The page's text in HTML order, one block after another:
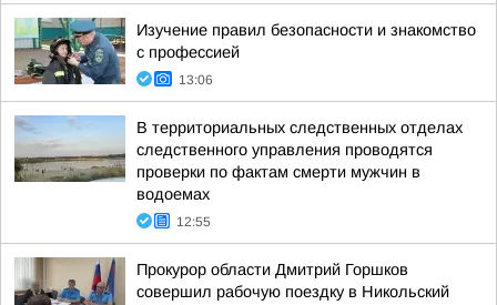
Изучение правил безопасности и знакомство
с профессией
13:06
В территориальных следственных отделах
следственного управления проводятся
проверки по фактам смерти мужчин в
водоемах
12:55
Прокурор области Дмитрий Горшков
совершил рабочую поездку в Никольский